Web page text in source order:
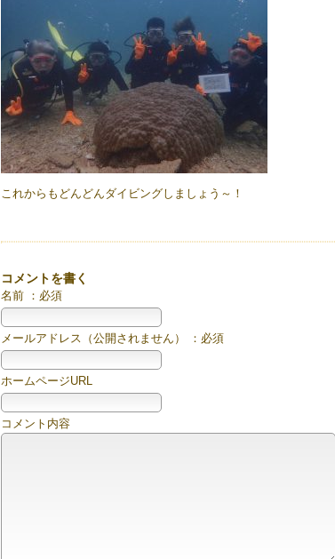
これからもどんどんダイビングしましょう～！
コメントを書く
名前 ：必須
メールアドレス（公開されません） ：必須
ホームページURL
コメント内容